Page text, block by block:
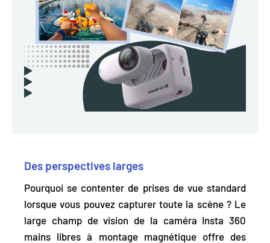
Des perspectives larges
Pourquoi se contenter de prises de vue standard
lorsque vous pouvez capturer toute la scène ? Le
large champ de vision de la caméra Insta 360
mains libres à montage magnétique offre des